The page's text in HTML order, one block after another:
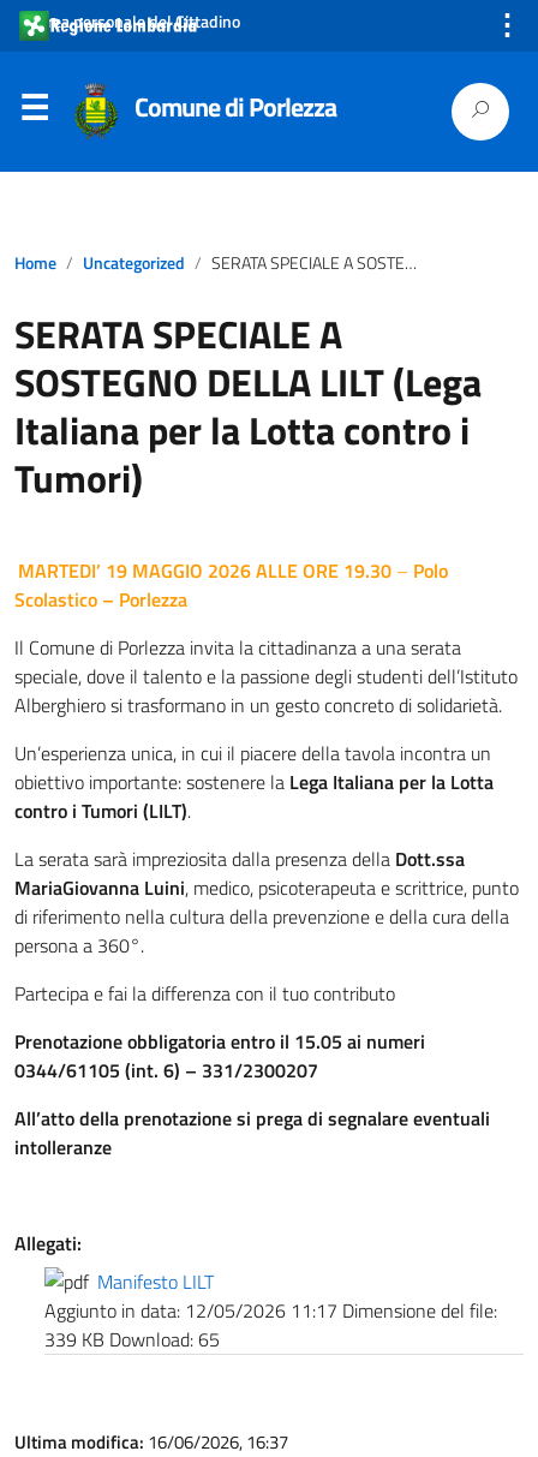
Area personale del Cittadino ⋮
Comune di Porlezza
Home Uncategorized SERATA SPECIALE A SOSTEGNO DELLA LILT (Lega Italiana per la Lotta contro i Tumori)
SERATA SPECIALE A
SOSTEGNO DELLA LILT (Lega
Italiana per la Lotta contro i
Tumori)
MARTEDI’ 19 MAGGIO 2026 ALLE ORE 19.30 – Polo
Scolastico – Porlezza
Il Comune di Porlezza invita la cittadinanza a una serata
speciale, dove il talento e la passione degli studenti dell’Istituto
Alberghiero si trasformano in un gesto concreto di solidarietà.
Un’esperienza unica, in cui il piacere della tavola incontra un
obiettivo importante: sostenere la Lega Italiana per la Lotta
contro i Tumori (LILT).
La serata sarà impreziosita dalla presenza della Dott.ssa
MariaGiovanna Luini, medico, psicoterapeuta e scrittrice, punto
di riferimento nella cultura della prevenzione e della cura della
persona a 360°.
Partecipa e fai la differenza con il tuo contributo
Prenotazione obbligatoria entro il 15.05 ai numeri
0344/61105 (int. 6) – 331/2300207
All’atto della prenotazione si prega di segnalare eventuali
intolleranze
Allegati:
Manifesto LILT
Aggiunto in data: 12/05/2026 11:17 Dimensione del file:
339 KB Download:65
Ultima modifica: 16/06/2026, 16:37